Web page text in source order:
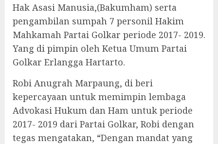
Hak Asasi Manusia,(Bakumham) serta
pengambilan sumpah 7 personil Hakim
Mahkamah Partai Golkar periode 2017- 2019.
Yang di pimpin oleh Ketua Umum Partai
Golkar Erlangga Hartarto.
Robi Anugrah Marpaung, di beri
kepercayaan untuk memimpin lembaga
Advokasi Hukum dan Ham untuk periode
2017- 2019 dari Partai Golkar, Robi dengan
tegas mengatakan, “Dengan mandat yang